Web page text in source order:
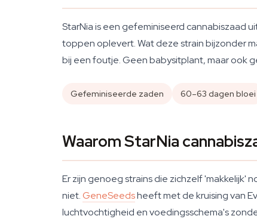
StarNia is een gefeminiseerd cannabiszaad
toppen oplevert. Wat deze strain bijzonder
bij een foutje. Geen babysitplant, maar ook
Gefeminiseerde zaden 60–63 dagen bloei
Waarom StarNia
Er zijn genoeg strains die zichzelf 'makkelijk'
niet.GeneSeedsheeft met de kruising van
luchtvochtigheid en voedingsschema's